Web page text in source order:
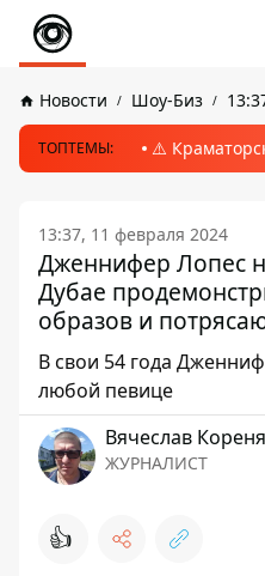
Новости Шоу-Биз
ТОПТЕМЫ: ⚠️
13:37, 11 февраля 2024
Дженнифер Лопес
Дубае
образов и
В свои 54 года
любой певице
Вячеслав
ЖУРНАЛИСТ
👍